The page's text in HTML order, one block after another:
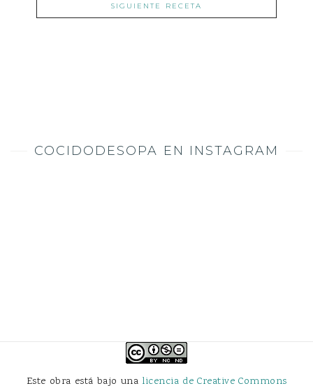
SIGUIENTE RECETA
COCIDODESOPA EN INSTAGRAM
Este obra está bajo una licencia de Creative Commons